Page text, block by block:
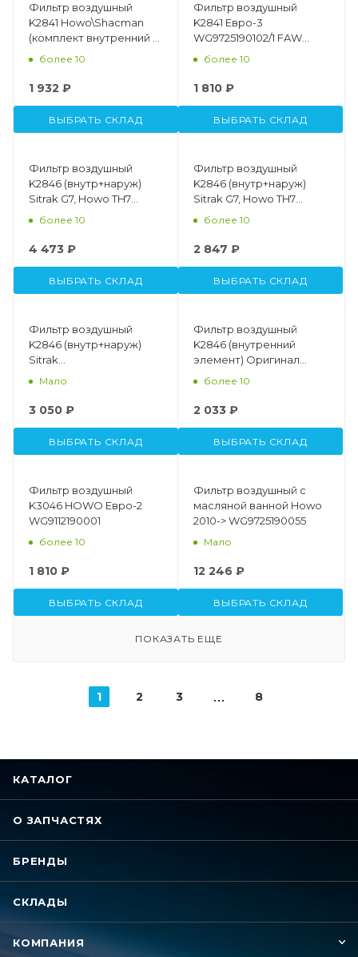
Фильтр воздушный
K2841 Howo\Shacman
(комплект внутренний и
наружный) GROSS
более 10
1 932 ₽
ВЫБРАТЬ СКЛАД
Фильтр воздушный
K2841 Евро-3
WG9725190102/1 FAW
1109070-50A 1109070-50B
более 10
1 810 ₽
ВЫБРАТЬ СКЛАД
Фильтр воздушный
K2846 (внутр+наруж)
Sitrak G7, Howo TH7
GROSS Premium
более 10
4 473 ₽
ВЫБРАТЬ СКЛАД
Фильтр воздушный
K2846 (внутр+наруж)
Sitrak G7, Howo TH7
GROSS
более 10
2 847 ₽
ВЫБРАТЬ СКЛАД
Фильтр воздушный
K2846 (внутр+наруж)
Sitrak
Мало
3 050 ₽
ВЫБРАТЬ СКЛАД
Фильтр воздушный
K2846 (внутренний
элемент) Оригинал
CNHTC WG9725191103
более 10
2 033 ₽
ВЫБРАТЬ СКЛАД
Фильтр воздушный
K3046 HOWO Евро-2
WG9112190001
более 10
1 810 ₽
ВЫБРАТЬ СКЛАД
Фильтр воздушный с
масляной ванной Howo
2010-> WG9725190055
Мало
12 246 ₽
ВЫБРАТЬ СКЛАД
ПОКАЗАТЬ ЕЩЕ
1 2 3 8
КАТАЛОГ
О ЗАПЧАСТЯХ
БРЕНДЫ
СКЛАДЫ
КОМПАНИЯ